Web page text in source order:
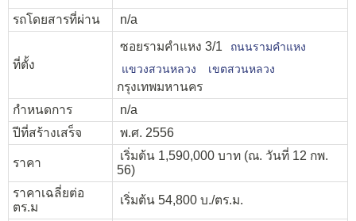
รถโดยสารที่ผ่าน
n/a
ที่ตั้ง
ซอยรามคำแหง 3/1
ถนนรามคำแหง
แขวงสวนหลวง
เขตสวนหลวง
กรุงเทพมหานคร
กำหนดการ
n/a
ปีที่สร้างเสร็จ
พ.ศ. 2556
ราคา
เริ่มต้น 1,590,000 บาท (ณ. วันที่ 12 กพ.
56)
ราคาเฉลี่ยต่อ
ตร.ม
เริ่มต้น 54,800 บ./ตร.ม.